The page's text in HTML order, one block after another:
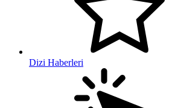
Dizi Haberleri